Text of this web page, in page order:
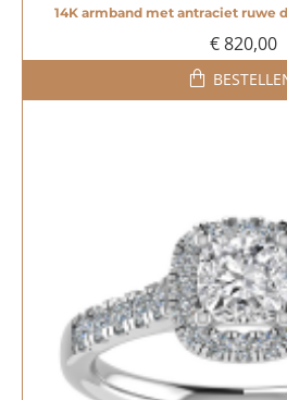
14K armband met antraciet ruwe
€ 820,00